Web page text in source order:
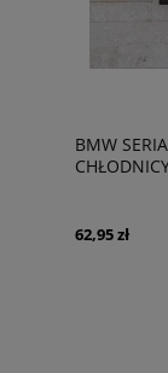
BMW
62,95 zł